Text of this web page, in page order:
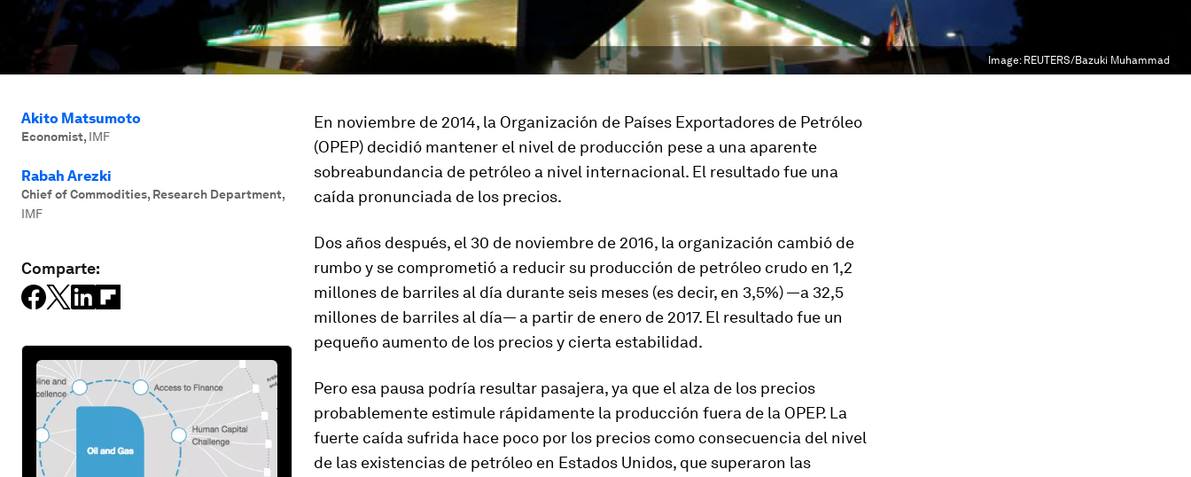
Image: REUTERS/Bazuki Muhammad
Akito Matsumoto
Economist, IMF
Rabah Arezki
Chief of Commodities, Research Department,
IMF
Comparte:
En noviembre de 2014, la Organización de Países Exportadores de Petróleo
(OPEP) decidió mantener el nivel de producción pese a una aparente
sobreabundancia de petróleo a nivel internacional. El resultado fue una
caída pronunciada de los precios.
Dos años después, el 30 de noviembre de 2016, la organización cambió de
rumbo y se comprometió a reducir su producción de petróleo crudo en 1,2
millones de barriles al día durante seis meses (es decir, en 3,5%) —a 32,5
millones de barriles al día— a partir de enero de 2017. El resultado fue un
pequeño aumento de los precios y cierta estabilidad.
Pero esa pausa podría resultar pasajera, ya que el alza de los precios
probablemente estimule rápidamente la producción fuera de la OPEP. La
fuerte caída sufrida hace poco por los precios como consecuencia del nivel
de las existencias de petróleo en Estados Unidos, que superaron las